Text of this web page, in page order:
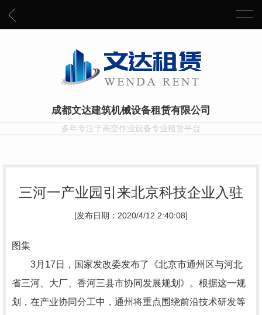
成都文达建筑机械设备租赁有限公司
多年专注于高空作业设备专业租赁平台
三河一产业园引来北京科技企业入驻
[发布日期：2020/4/12 2:40:08]
图集
3月17日，国家发改委发布了《北京市通州区与河北
省三河、大厂、香河三县市协同发展规划》。根据这一规
划，在产业协同分工中，通州将重点围绕前沿技术研发等